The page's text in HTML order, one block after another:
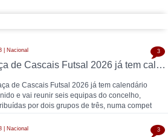
| Nacional
Taça de Cascais Futsal 2026 já tem calendário definido
de Cascais Futsal 2026 já tem calendário
e vai reunir seis equipas do concelho,
por dois grupos de três, numa compet
3
| Nacional 3